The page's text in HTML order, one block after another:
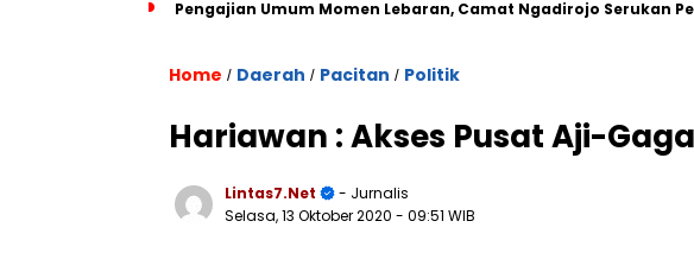
Pengajian Umum Momen Lebaran, Camat Ngadirojo Serukan
Home / Daerah / Pacitan / Politik
Hariawan : Akses Pusat Aji-
Lintas7.net
- Jurnalis
Selasa, 13 Oktober 2020 - 09:51 WIB